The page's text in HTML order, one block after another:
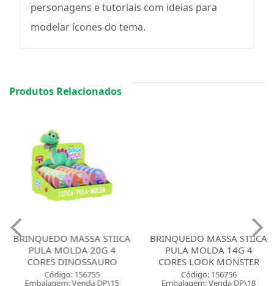
personagens e tutoriais com ideias para
modelar ícones do tema.
Produtos Relacionados
BRINQUEDO MASSA STIICA
PULA MOLDA 20G 4
CORES DINOSSAURO
Código: 156755
Embalagem: Venda DP\15
BRINQUEDO MASSA STIICA
PULA MOLDA 14G 4
CORES LOOK MONSTER
Código: 156756
Embalagem: Venda DP\18